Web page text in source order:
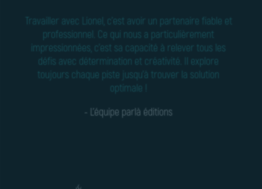
Travailler avec Lionel, c’est avoir un partenaire fiable et
professionnel. Ce qui nous a particulièrement
impressionnées, c’est sa capacité à relever tous les
défis avec détermination et créativité. Il explore
toujours chaque piste jusqu’à trouver la solution
optimale !
- L’équipe parlà éditions